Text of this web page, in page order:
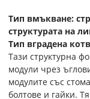
Тип вмъкване:
структурата на
Тип вградена
Тази структурна
модули чрез
модулите със
болтове и гайки.